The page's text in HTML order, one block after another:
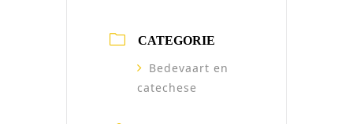
CATEGORIE
Bedevaart en
catechese